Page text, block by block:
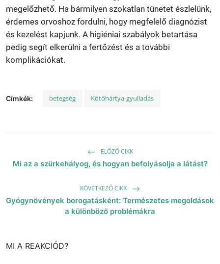
megelőzhető. Ha bármilyen szokatlan tünetet észlelünk,
érdemes orvoshoz fordulni, hogy megfelelő diagnózist
és kezelést kapjunk. A higiéniai szabályok betartása
pedig segít elkerülni a fertőzést és a további
komplikációkat.
Címkék: betegség Kötőhártya-gyulladás
ELŐZŐ CIKK
Mi az a szürkehályog, és hogyan befolyásolja a látást?
KÖVETKEZŐ CIKK
Gyógynövények borogatásként: Természetes megoldások
a különböző problémákra
MI A REAKCIÓD?